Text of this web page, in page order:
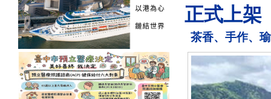
正式上架
茶香、手作、